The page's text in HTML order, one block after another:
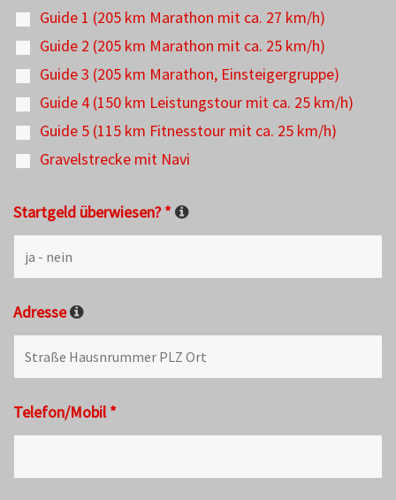
Guide 1 (205 km Marathon mit ca. 27 km/h)
Guide 2 (205 km Marathon mit ca. 25 km/h)
Guide 3 (205 km Marathon, Einsteigergruppe)
Guide 4 (150 km Leistungstour mit ca. 25 km/h)
Guide 5 (115 km Fitnesstour mit ca. 25 km/h)
Gravelstrecke mit Navi
Startgeld überwiesen?*
Adresse
Telefon/Mobil*